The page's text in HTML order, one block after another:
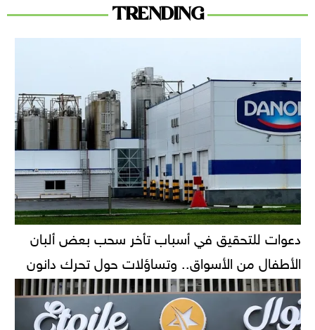
TRENDING
دعوات للتحقيق في أسباب تأخر سحب بعض ألبان
الأطفال من الأسواق.. وتساؤلات حول تحرك دانون